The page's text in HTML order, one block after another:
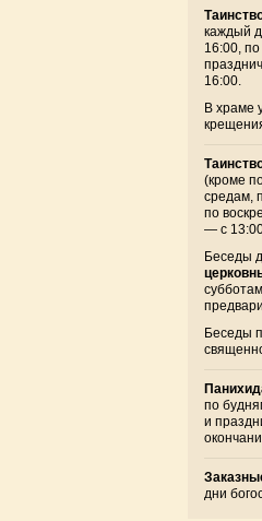
каждый
16:00,
16:00.
В храме
(кроме
средам,
по
— с
Беседы
Беседы
по
и
дни